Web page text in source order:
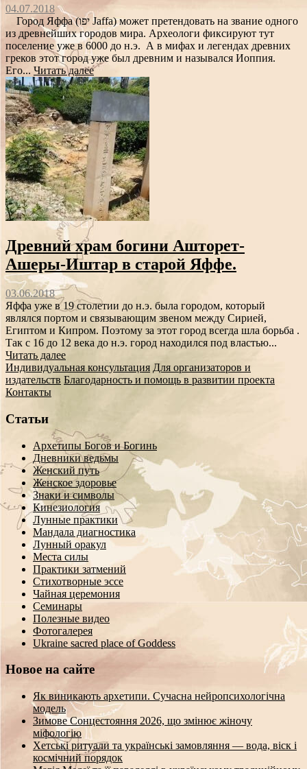
04.07.2018
Город Яффа (יפו Jaffa) может претендовать на звание одного
из древнейших городов мира. Археологи фиксируют тут
поселение уже в 6000 до н.э. А в мифах и легендах древних
греков этот город уже был древним и назывался Иоппия.
Его... Читать далее
Древний храм богини Ашторет-
Ашеры-Иштар в старой Яффе.
03.06.2018
Яффа уже в 19 столетии до н.э. была городом, который
являлся портом и связывающим звеном между Сирией,
Египтом и Кипром. Поэтому за этот город всегда шла борьба .
Так с 16 до 12 века до н.э. город находился под властью...
Читать далее
Индивидуальная консультация Для организаторов и
издательств Благодарность и помощь в развитии проекта
Контакты
Статьи
Архетипы Богов и Богинь
Дневники ведьмы
Женский путь
Женское здоровье
Знаки и символы
Кинезиология
Лунные практики
Мандала диагностика
Лунный оракул
Места силы
Практики затмений
Стихотворные эссе
Чайная церемония
Семинары
Полезные видео
Фотогалерея
Ukraine sacred place of Goddess
Новое на сайте
Як виникають архетипи. Сучасна нейропсихологічна
модель
Зимове Сонцестояння 2026, що змінює жіночу
міфологію
Хетські ритуали та українські замовляння — вода, віск і
космічний порядок